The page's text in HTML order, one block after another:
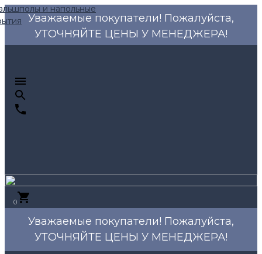
Уважаемые покупатели! Пожалуйста,
УТОЧНЯЙТЕ ЦЕНЫ У МЕНЕДЖЕРА!
0
Уважаемые покупатели! Пожалуйста,
УТОЧНЯЙТЕ ЦЕНЫ У МЕНЕДЖЕРА!